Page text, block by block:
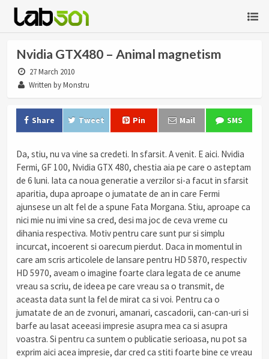
Nvidia GTX480 – Animal magnetism
27 March 2010
Written by Monstru
Share Tweet Pin Mail SMS
Da, stiu, nu va vine sa credeti. In sfarsit. A venit. E aici. Nvidia
Fermi, GF 100, Nvidia GTX 480, chestia aia pe care o asteptam
de 6 luni. Iata ca noua generatie a verzilor si-a facut in sfarsit
aparitia, dupa aproape o jumatate de an in care Fermi
ajunsese un alt fel de a spune Fata Morgana. Stiu, aproape ca
nici mie nu imi vine sa cred, desi ma joc de ceva vreme cu
dihania respectiva. Motiv pentru care sunt pur si simplu
incurcat, incoerent si oarecum pierdut. Daca in momentul in
care am scris articolele de lansare pentru HD 5870, respectiv
HD 5970, aveam o imagine foarte clara legata de ce anume
vreau sa scriu, de ideea pe care vreau sa o transmit, de
aceasta data sunt la fel de mirat ca si voi. Pentru ca o
jumatate de an de zvonuri, amanari, cascadorii, can-can-uri si
barfe au lasat aceeasi impresie asupra mea ca si asupra
voastra. Si pentru ca suntem o publicatie serioasa, nu pot sa
exprim aici acea impresie, dar cred ca stiti foarte bine ce vreau